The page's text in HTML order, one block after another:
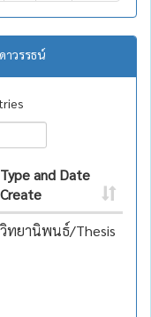
าวรรธน์
Type and Date
Create
วิทยานิพนธ์/Thesis